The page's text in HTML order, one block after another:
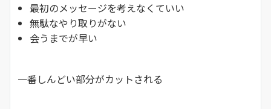
最初のメッセージを考えなくていい
無駄なやり取りがない
会うまでが早い
一番しんどい部分がカットされる